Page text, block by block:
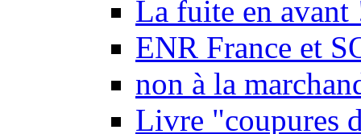
La fuite en avant
ENR France et
non à la
Livre "coupures